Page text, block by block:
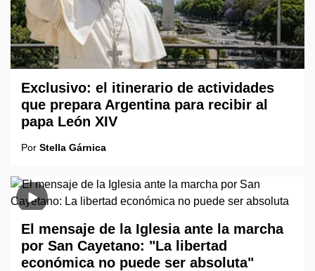
Exclusivo: el itinerario de actividades
que prepara Argentina para recibir al
papa León XIV
Por Stella Gárnica
El mensaje de la Iglesia ante la marcha
por San Cayetano: "La libertad
económica no puede ser absoluta"